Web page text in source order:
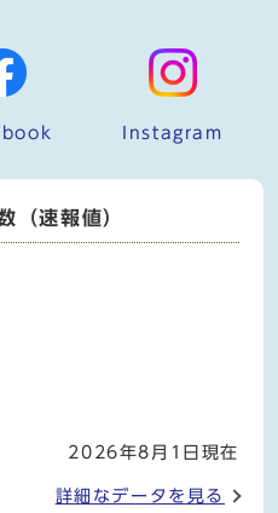
Instagram
（速報値）
2026年8月1日現在
詳細なデータを見る